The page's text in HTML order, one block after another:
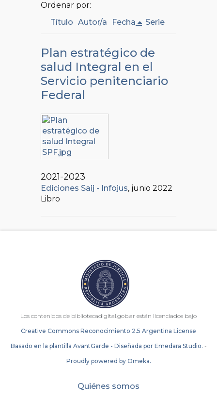
Ordenar por:
Título Autor/a Fecha Serie
Plan estratégico de
salud Integral en el
Servicio penitenciario
Federal
2021-2023
Ediciones Saij - Infojus, junio 2022
Libro
Los contenidos de bibliotecadigital.gob.ar están licenciados bajo
Creative Commons Reconocimiento 2.5 Argentina License
Basado en la plantilla AvantGarde - Diseñada por Emedara Studio. -
Proudly powered by Omeka.
Quiénes somos